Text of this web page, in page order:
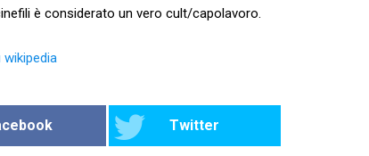
è considerato un vero cult/capolavoro.
wikipedia
Twitter